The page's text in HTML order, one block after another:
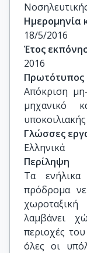
Ημερομηνία
18/5/2016
Έτος
2016
Πρωτότυπος
Απόκριση
μηχανικό
Γλώσσες
Ελληνικά
Περίληψη
Τα
πρόδρομα
λαμβάνει
περιοχές
όλες οι